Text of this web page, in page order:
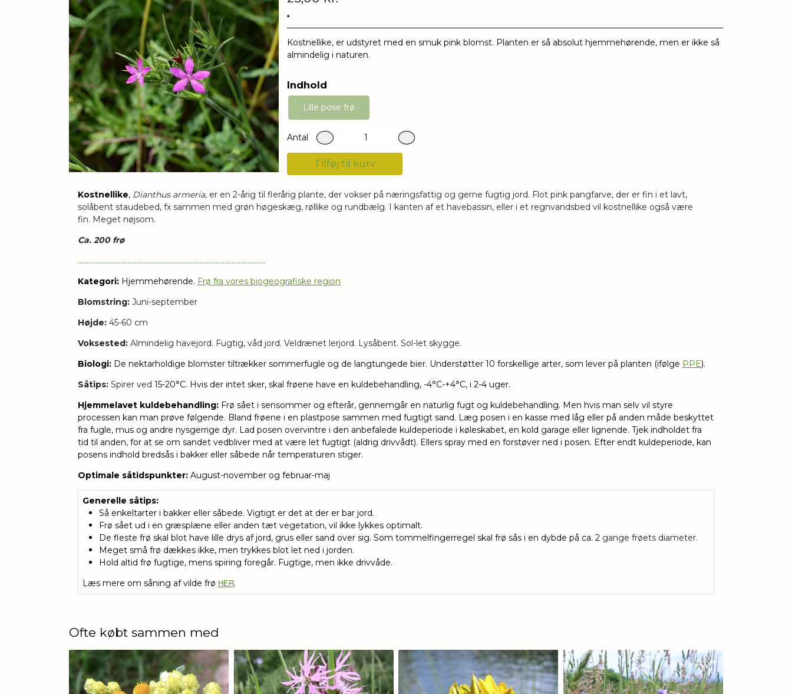
Kostnellike, er udstyret med en smuk pink blomst. Planten er så absolut hjemmehørende, men er ikke så
almindelig i naturen.
Indhold
Lille pose frø
Antal
Tilføj til kurv
Kostnellike, Dianthus armeria, er en 2-årig til flerårig plante, der vokser på næringsfattig og gerne fugtig jord. Flot pink pangfarve, der er fin i et lavt,
solåbent staudebed, fx sammen med grøn høgeskæg, røllike og rundbælg. I kanten af et havebassin, eller i et regnvandsbed vil kostnellike også være
fin. Meget nøjsom.
Ca. 200 frø
..........................................................................................................
Kategori: Hjemmehørende. Frø fra vores biogeografiske region
Blomstring: Juni-september
Højde: 45-60 cm
Voksested: Almindelig havejord. Fugtig, våd jord. Veldrænet lerjord. Lysåbent. Sol-let skygge.
Biologi: De nektarholdige blomster tiltrækker sommerfugle og de langtungede bier. Understøtter 10 forskellige arter, som lever på planten (ifølge PPE).
Såtips: Spirer ved 15-20°C. Hvis der intet sker, skal frøene have en kuldebehandling, -4°C-+4°C, i 2-4 uger.
Hjemmelavet kuldebehandling: Frø sået i sensommer og efterår, gennemgår en naturlig fugt og kuldebehandling. Men hvis man selv vil styre
processen kan man prøve følgende. Bland frøene i en plastpose sammen med fugtigt sand. Læg posen i en kasse med låg eller på anden måde beskyttet
fra fugle, mus og andre nysgerrige dyr. Lad posen overvintre i den anbefalede kuldeperiode i køleskabet, en kold garage eller lignende. Tjek indholdet fra
tid til anden, for at se om sandet vedbliver med at være let fugtigt (aldrig drivvådt). Ellers spray med en forstøver ned i posen. Efter endt kuldeperiode, kan
posens indhold bredsås i bakker eller såbede når temperaturen stiger.
Optimale såtidspunkter: August-november og februar-maj
Generelle såtips:
Så enkeltarter i bakker eller såbede. Vigtigt er det at der er bar jord.
Frø sået ud i en græsplæne eller anden tæt vegetation, vil ikke lykkes optimalt.
De fleste frø skal blot have lille drys af jord, grus eller sand over sig. Som tommelfingerregel skal frø sås i en dybde på ca. 2 gange frøets diameter.
Meget små frø dækkes ikke, men trykkes blot let ned i jorden.
Hold altid frø fugtige, mens spiring foregår. Fugtige, men ikke drivvåde.
Læs mere om såning af vilde frø HER.
Ofte købt sammen med